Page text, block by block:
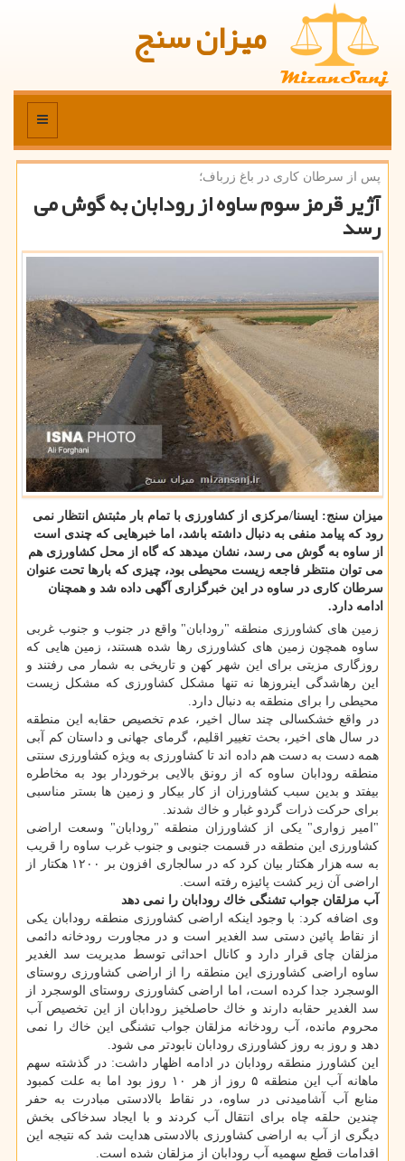
میزان سنج
منو
پس از سرطان كاری در باغ زرباف؛
آژیر قرمز سوم ساوه از رودابان به گوش می
رسد
میزان سنج: ایسنا/مركزی از كشاورزی با تمام بار مثبتش انتظار نمی
رود كه پیامد منفی به دنبال داشته باشد، اما خبرهایی كه چندی است
از ساوه به گوش می رسد، نشان میدهد كه گاه از محل كشاورزی هم
می توان منتظر فاجعه زیست محیطی بود، چیزی كه بارها تحت عنوان
سرطان كاری در ساوه در این خبرگزاری آگهی داده شد و همچنان
ادامه دارد.
زمین های كشاورزی منطقه "رودابان" واقع در جنوب و جنوب غربی
ساوه همچون زمین های كشاورزی رها شده هستند، زمین هایی كه
روزگاری مزیتی برای این شهر كهن و تاریخی به شمار می رفتند و
این رهاشدگی اینروزها نه تنها مشكل كشاورزی كه مشكل زیست
محیطی را برای منطقه به دنبال دارد.
در واقع خشكسالی چند سال اخیر، عدم تخصیص حقابه این منطقه
در سال های اخیر، بحث تغییر اقلیم، گرمای جهانی و داستان كم آبی
همه دست به دست هم داده اند تا كشاورزی به ویژه كشاورزی سنتی
منطقه رودابان ساوه كه از رونق بالایی برخوردار بود به مخاطره
بیفتد و بدین سبب كشاورزان از كار بیكار و زمین ها بستر مناسبی
برای حركت ذرات گردو غبار و خاك شدند.
"امیر زواری" یكی از كشاورزان منطقه "رودابان" وسعت اراضی
كشاورزی این منطقه در قسمت جنوبی و جنوب غرب ساوه را قریب
به سه هزار هكتار بیان كرد كه در سالجاری افزون بر ۱۲۰۰ هكتار از
اراضی آن زیر كشت پائیزه رفته است.
آب مزلقان جواب تشنگی خاك رودابان را نمی دهد
وی اضافه كرد: با وجود اینكه اراضی كشاورزی منطقه رودابان یكی
از نقاط پائین دستی سد الغدیر است و در مجاورت رودخانه دائمی
مزلقان چای قرار دارد و كانال احداثی توسط مدیریت سد الغدیر
ساوه اراضی كشاورزی این منطقه را از اراضی كشاورزی روستای
الوسجرد جدا كرده است، اما اراضی كشاورزی روستای الوسجرد از
سد الغدیر حقابه دارند و خاك حاصلخیز رودابان از این تخصیص آب
محروم مانده، آب رودخانه مزلقان جواب تشنگی این خاك را نمی
دهد و روز به روز كشاورزی رودابان نابودتر می شود.
این كشاورز منطقه رودابان در ادامه اظهار داشت: در گذشته سهم
ماهانه آب این منطقه ۵ روز از هر ۱۰ روز بود اما به علت كمبود
منابع آب آشامیدنی در ساوه، در نقاط بالادستی مبادرت به حفر
چندین حلقه چاه برای انتقال آب كردند و با ایجاد سدخاكی بخش
دیگری از آب به اراضی كشاورزی بالادستی هدایت شد كه نتیجه این
اقدامات قطع سهمیه آب رودابان از مزلقان شده است.